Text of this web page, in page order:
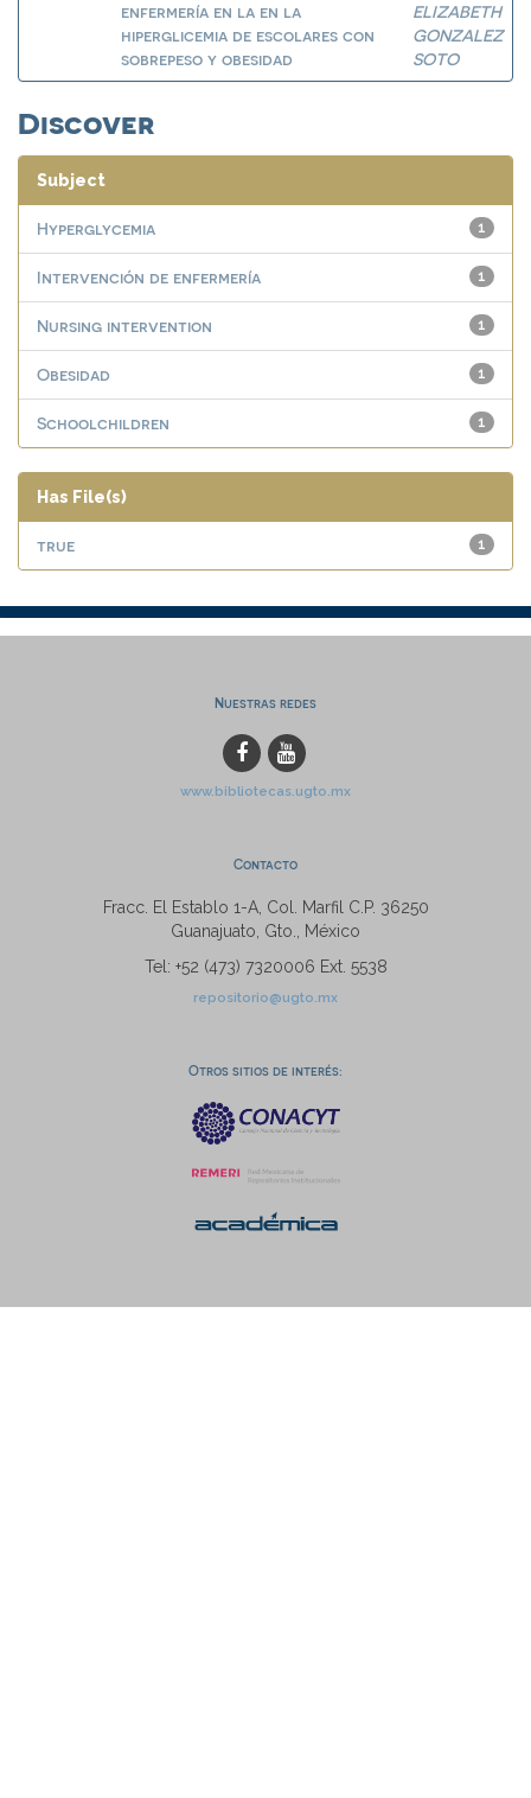
enfermería en la en la
hiperglicemia de escolares con
sobrepeso y obesidad
ELIZABETH
GONZALEZ
SOTO
Discover
Subject
1
Hyperglycemia
1
Intervención de enfermería
1
Nursing intervention
1
Obesidad
1
Schoolchildren
Has File(s)
1
true
Nuestras redes
www.bibliotecas.ugto.mx
Contacto
Fracc. El Establo 1-A, Col. Marfil C.P. 36250
Guanajuato, Gto., México
Tel: +52 (473) 7320006 Ext. 5538
repositorio@ugto.mx
Otros sitios de interés: